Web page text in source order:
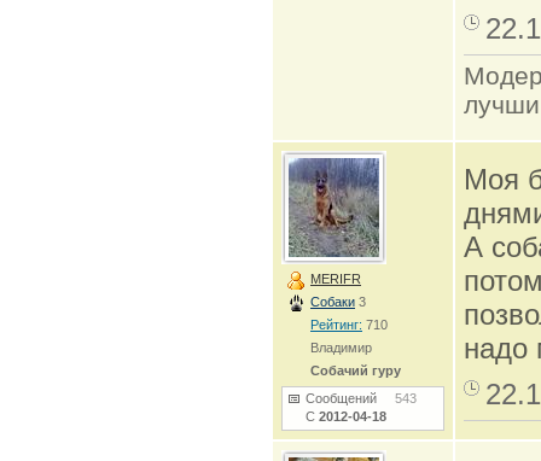
MERIFR
Собаки 3
Рейтинг: 710
Владимир
Собачий гуру
Сообщений 543
С 2012-04-18
Моя
А
надо